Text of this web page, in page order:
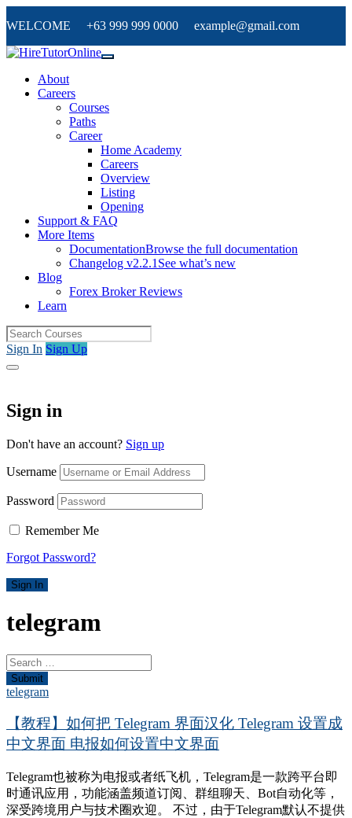
WELCOME +63 999 999 0000 example@gmail.com
About
Careers
Courses
Paths
Career
Home Academy
Careers
Overview
Listing
Opening
Support & FAQ
More Items
DocumentationBrowse the full documentation
Changelog v2.2.1 See what’s new
Blog
Forex Broker Reviews
Learn
Sign In Sign Up
Sign in
Don't have an account? Sign up
Username
Password
Remember Me
Forgot Password?
Sign In
telegram
Submit
telegram
【教程】如何把 Telegram 界面汉化 Telegram 设置成
中文界面 电报如何设置中文界面
Telegram也被称为电报或者纸飞机，Telegram是一款跨平台即
时通讯应用，功能涵盖频道订阅、群组聊天、Bot自动化等，
深受跨境用户与技术圈欢迎。 不过，由于Telegram默认不提供